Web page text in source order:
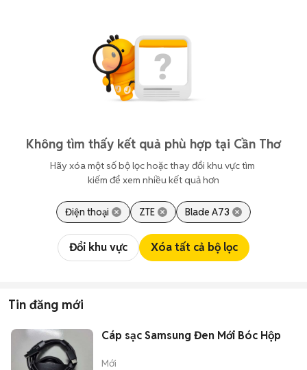
Không tìm thấy kết quả phù hợp tại Cần Thơ
Hãy xóa một số bộ lọc hoặc thay đổi khu vực tìm
kiếm để xem nhiều kết quả hơn
Điện thoại ZTE Blade A73
Đổi khu vực Xóa tất cả bộ lọc
Tin đăng mới
Cáp sạc Samsung Đen Mới Bóc Hộp
Mới